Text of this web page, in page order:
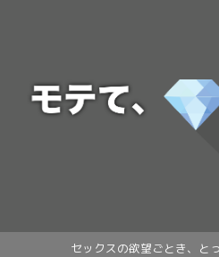
セックスの欲望ごとき、